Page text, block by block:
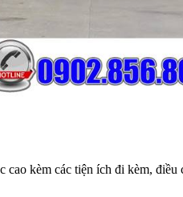
cao kèm các tiện ích đi kèm,